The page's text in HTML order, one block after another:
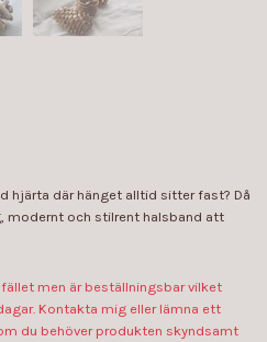
hjärta där hänget alltid sitter fast? Då
modernt och stilrent halsband att
men är beställningsbar vilket
Kontakta mig eller lämna ett
du behöver produkten skyndsamt